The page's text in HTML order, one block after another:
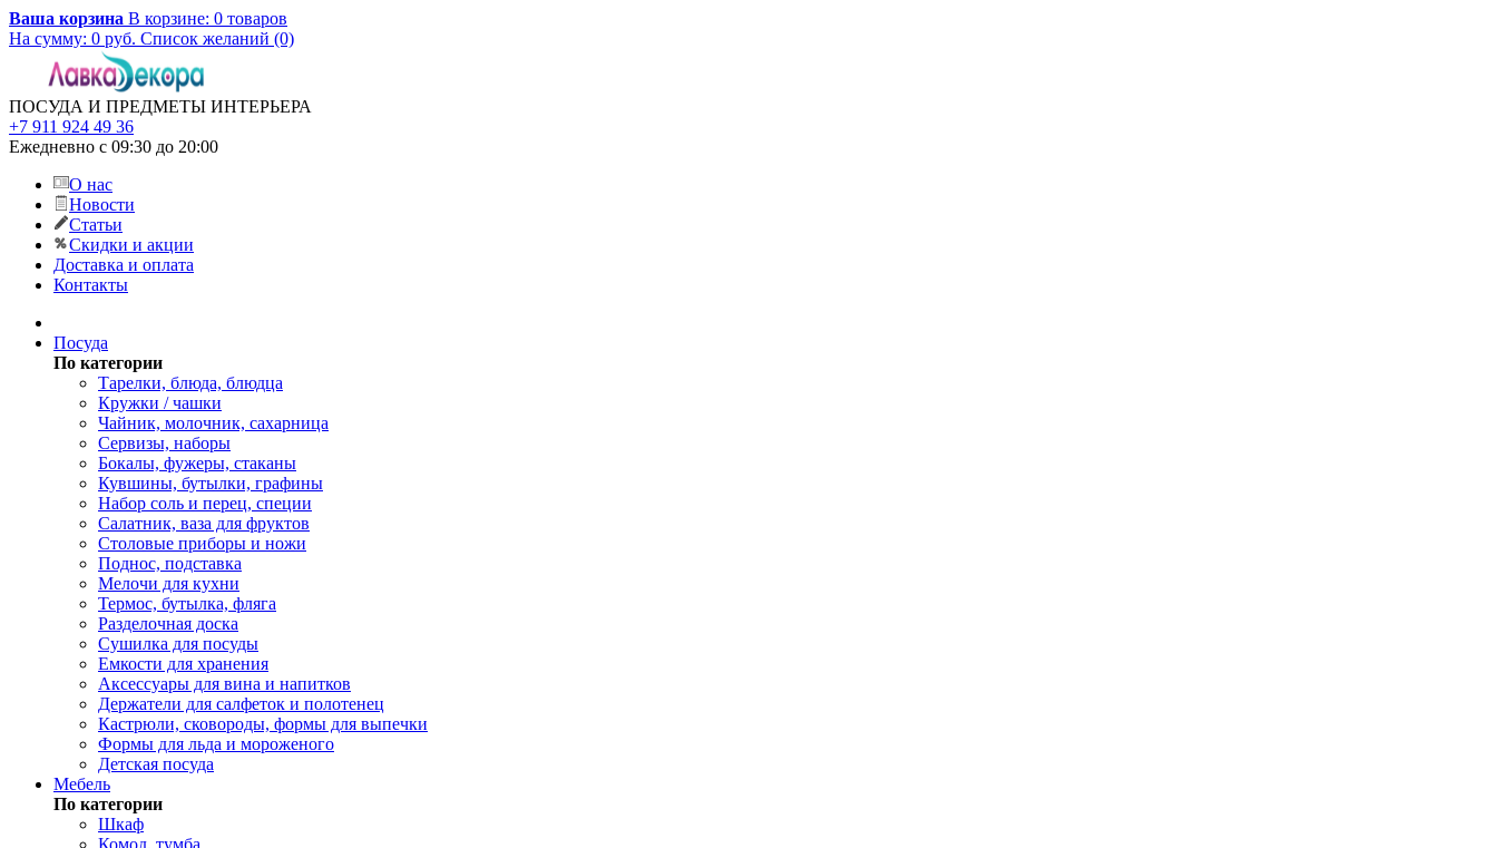
Ваша корзина В корзине: 0 товаров
На сумму: 0 руб. Список желаний (0)
ПОСУДА И ПРЕДМЕТЫ ИНТЕРЬЕРА
+7 911 924 49 36
Ежедневно с 09:30 до 20:00
О нас
Новости
Статьи
Скидки и акции
Доставка и оплата
Контакты
Посуда
По категории
Тарелки, блюда, блюдца
Кружки / чашки
Чайник, молочник, сахарница
Сервизы, наборы
Бокалы, фужеры, стаканы
Кувшины, бутылки, графины
Набор соль и перец, специи
Салатник, ваза для фруктов
Столовые приборы и ножи
Поднос, подставка
Мелочи для кухни
Термос, бутылка, фляга
Разделочная доска
Сушилка для посуды
Емкости для хранения
Аксессуары для вина и напитков
Держатели для салфеток и полотенец
Кастрюли, сковороды, формы для выпечки
Формы для льда и мороженого
Детская посуда
Мебель
По категории
Шкаф
Комод, тумба